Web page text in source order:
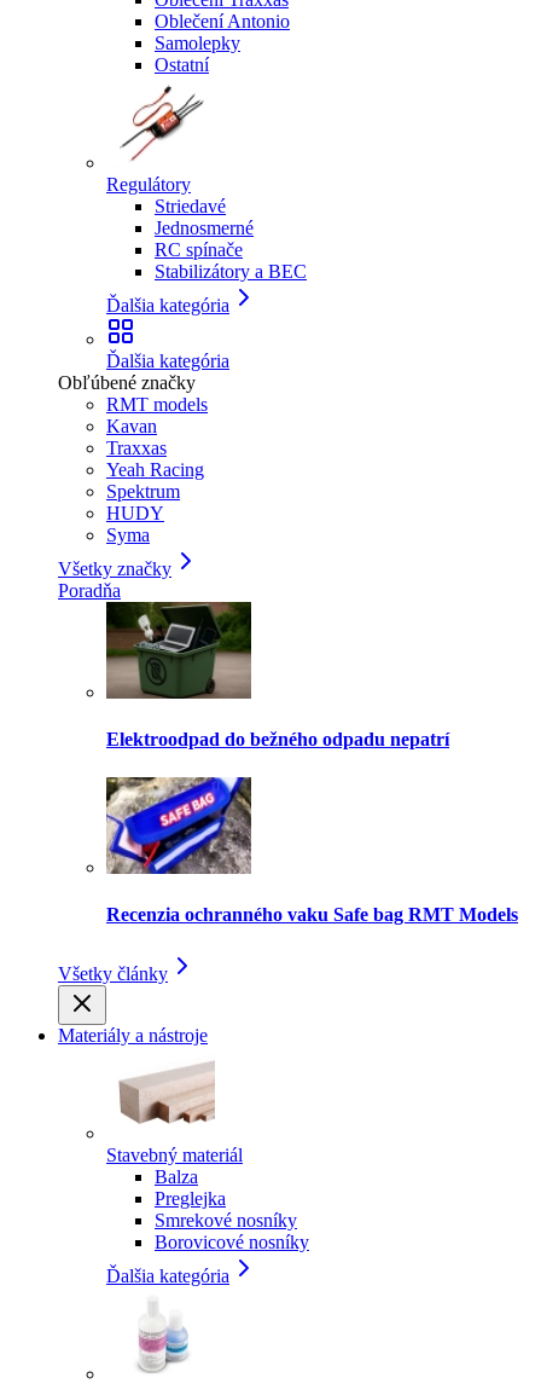
Oblečení Antonio
Samolepky
Ostatní
Regulátory
Striedavé
Jednosmerné
RC spínače
Stabilizátory a BEC
Ďalšia kategória
Ďalšia kategória
Obľúbené značky
RMT models
Kavan
Traxxas
Yeah Racing
Spektrum
HUDY
Syma
Všetky značky
Poradňa
Elektroodpad do bežného odpadu nepatrí
Recenzia ochranného vaku Safe bag RMT Models
Všetky články
Materiály a nástroje
Stavebný materiál
Balza
Preglejka
Smrekové nosníky
Borovicové nosníky
Ďalšia kategória